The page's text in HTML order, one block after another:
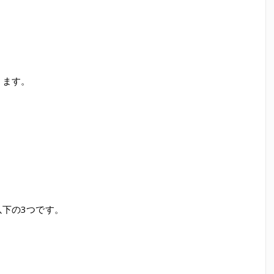
す。
の3つです。